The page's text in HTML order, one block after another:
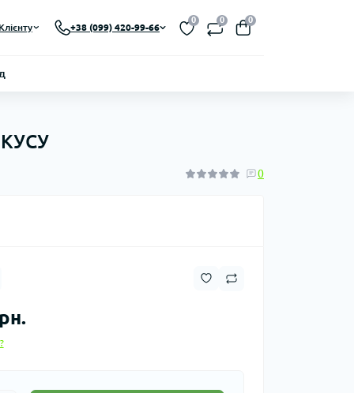
+38 (099) 420-99-66
0 0 0
0